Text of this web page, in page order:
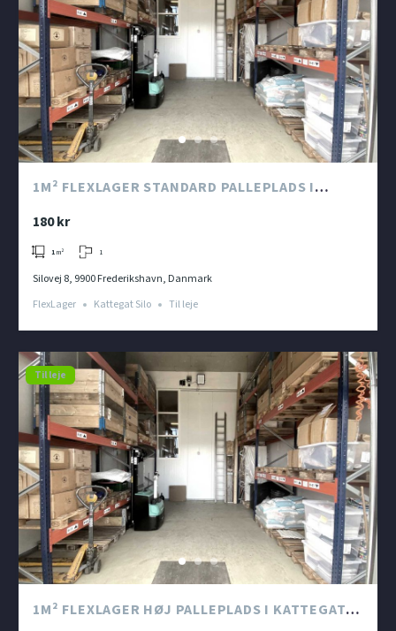
1M² FLEXLAGER STANDARD PALLEPLADS I
180 kr
1 m² 1
Silovej 8, 9900 Frederikshavn, Danmark
FlexLager
Kattegat Silo Til leje
Til leje
1M² FLEXLAGER HØJ PALLEPLADS I KATTEGAT